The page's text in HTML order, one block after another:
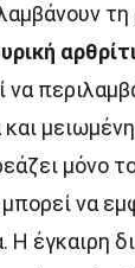
τη
μόνο
να
Η έγκαιρη